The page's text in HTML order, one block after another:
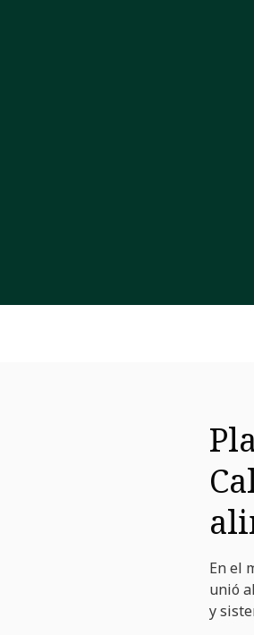
En el
unió
y